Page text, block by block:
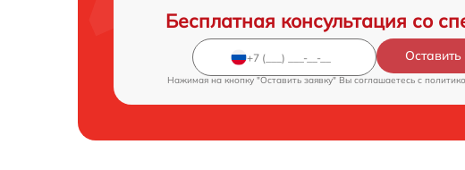
Бесплатная консультация со
Нажимая на кнопку "Оставить заявку" Вы соглашаетесь c